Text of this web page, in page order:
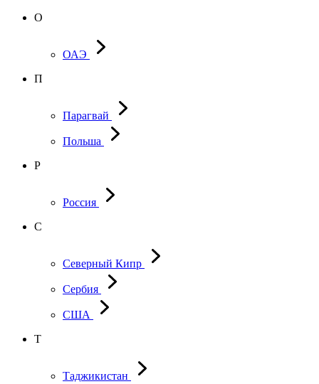
О
ОАЭ
П
Парагвай
Польша
Р
Россия
С
Северный Кипр
Сербия
США
Т
Таджикистан